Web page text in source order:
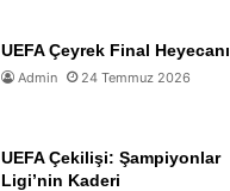
UEFA Çeyrek Final Heyecanı
Admin 24 Temmuz 2026
UEFA Çekilişi: Şampiyonlar
Ligi’nin Kaderi